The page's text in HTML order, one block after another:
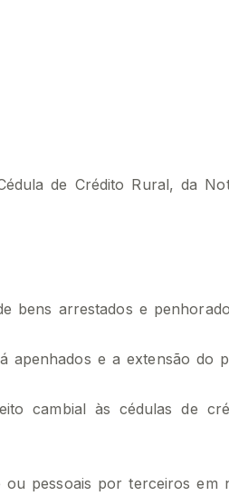
de Crédito Rural, da
bens arrestados e
e a extensão do
cambial às cédulas de
pessoais por terceiros em